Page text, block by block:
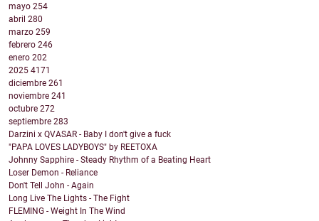
mayo 254
abril 280
marzo 259
febrero 246
enero 202
2025 4171
diciembre 261
noviembre 241
octubre 272
septiembre 283
Darzini x QVASAR - Baby I don't give a fuck
"PAPA LOVES LADYBOYS" by REETOXA
Johnny Sapphire - Steady Rhythm of a Beating Heart
Loser Demon - Reliance
Don't Tell John - Again
Long Live The Lights - The Fight
FLEMING - Weight In The Wind